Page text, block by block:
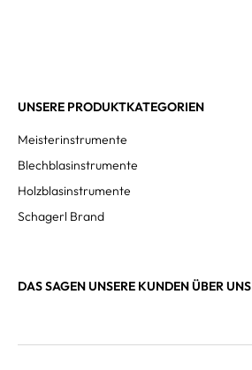
UNSERE PRODUKTKATEGORIEN
Meisterinstrumente
Blechblasinstrumente
Holzblasinstrumente
Schagerl Brand
DAS SAGEN UNSERE KUNDEN ÜBER UNS